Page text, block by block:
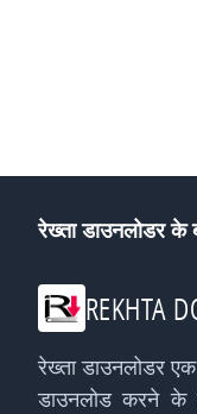
रेख्ता डाउनलोडर के
REKHTA
रेख्ता डाउनलोडर
डाउनलोड करने के